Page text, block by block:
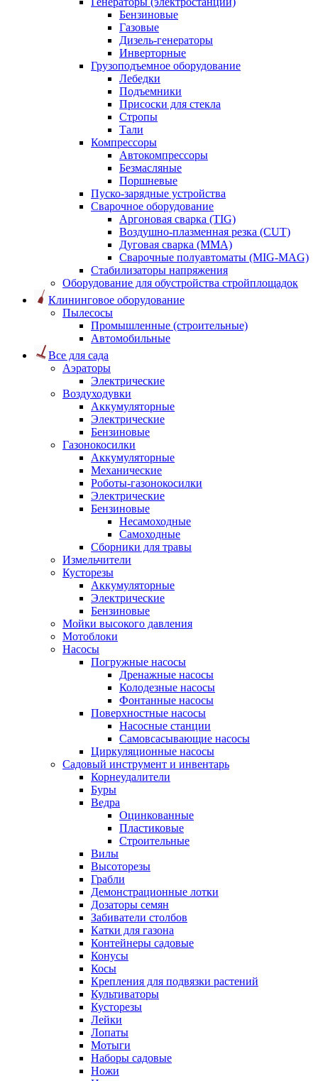
Бензиновые
Газовые
Дизель-генераторы
Инверторные
Грузоподъемное оборудование
Лебедки
Подъемники
Присоски для стекла
Стропы
Тали
Компрессоры
Автокомпрессоры
Безмасляные
Поршневые
Пуско-зарядные устройства
Сварочное оборудование
Аргоновая сварка (TIG)
Воздушно-плазменная резка (CUT)
Дуговая сварка (ММА)
Сварочные полуавтоматы (MIG-MAG)
Стабилизаторы напряжения
Оборудование для обустройства стройплощадок
Клининговое оборудование
Пылесосы
Промышленные (строительные)
Автомобильные
Все для сада
Аэраторы
Электрические
Воздуходувки
Аккумуляторные
Электрические
Бензиновые
Газонокосилки
Аккумуляторные
Механические
Роботы-газонокосилки
Электрические
Бензиновые
Несамоходные
Самоходные
Сборники для травы
Измельчители
Кусторезы
Аккумуляторные
Электрические
Бензиновые
Мойки высокого давления
Мотоблоки
Насосы
Погружные насосы
Дренажные насосы
Колодезные насосы
Фонтанные насосы
Поверхностные насосы
Насосные станции
Самовсасывающие насосы
Циркуляционные насосы
Садовый инструмент и инвентарь
Корнеудалители
Буры
Ведра
Оцинкованные
Пластиковые
Строительные
Вилы
Высоторезы
Грабли
Демонстрационные лотки
Дозаторы семян
Забиватели столбов
Катки для газона
Контейнеры садовые
Конусы
Косы
Крепления для подвязки растений
Культиваторы
Кусторезы
Лейки
Лопаты
Мотыги
Наборы садовые
Ножи